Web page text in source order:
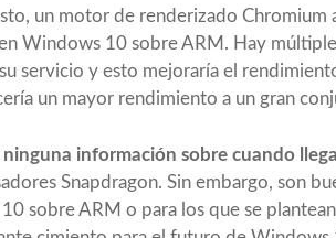
un motor de renderizado Chromium
Windows 10 sobre ARM. Hay
servicio y esto mejoraría el
un mayor rendimiento a un gran
ninguna información sobre cuando
Snapdragon. Sin embargo, son
sobre ARM o para los que se